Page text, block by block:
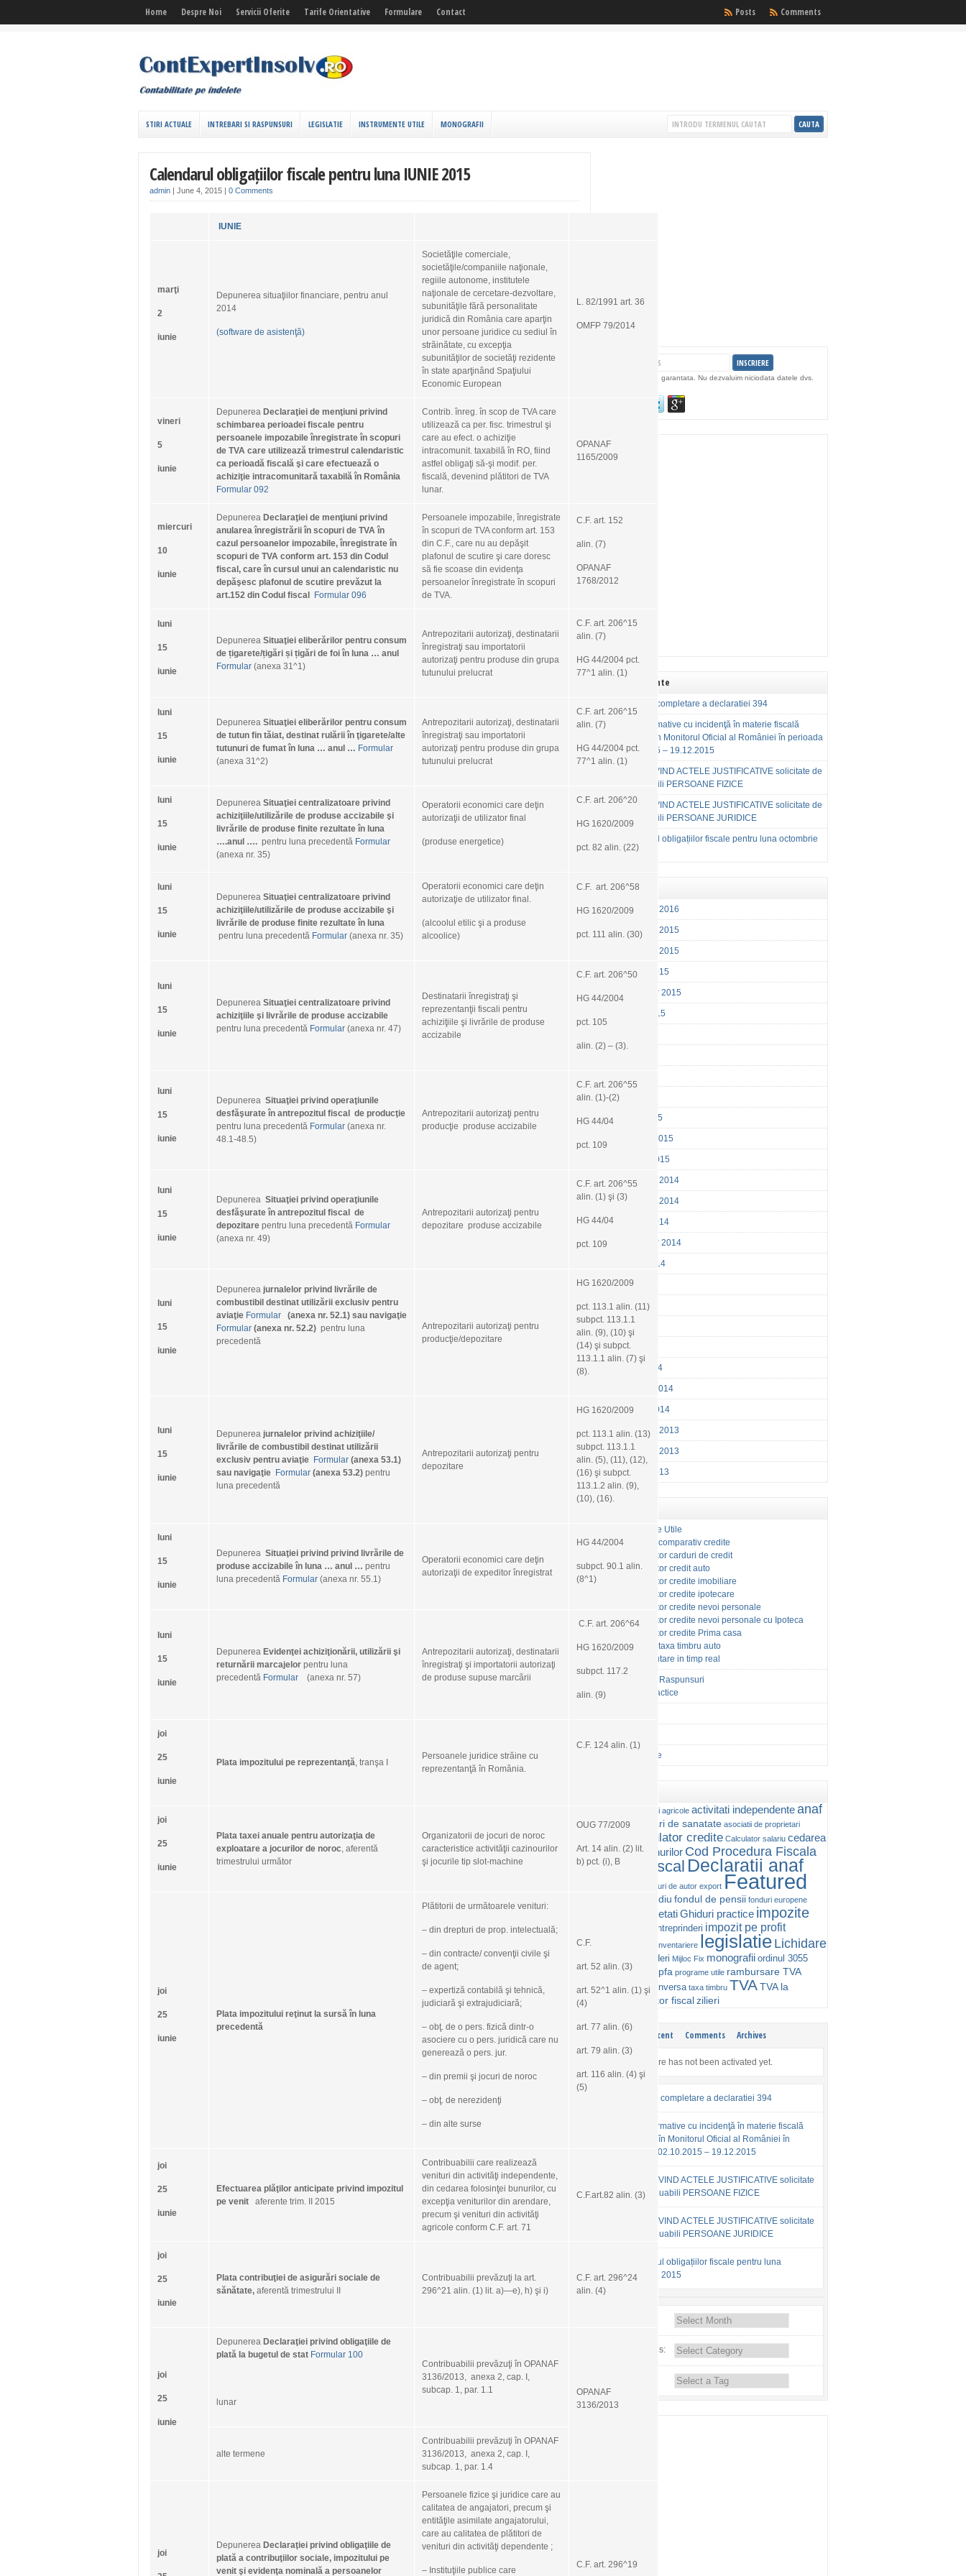
Home Despre Noi Servicii Oferite Tarife Orientative Formulare Contact Comments
Posts
STIRI ACTUALE INTREBARI SI RASPUNSURI LEGISLATIE INSTRUMENTE UTILE MONOGRAFII
Calendarul obligațiilor fiscale pentru luna IUNIE 2015
admin | June 4, 2015 | 0 Comments
IUNIE
marţi
2
iunie
Depunerea situaţiilor financiare, pentru anul
2014
(software de asistenţă)
Societăţile comerciale,
societăţile/companiile naţionale,
regiile autonome, institutele
naţionale de cercetare-dezvoltare,
subunităţile fără personalitate
juridică din România care aparţin
unor persoane juridice cu sediul în
străinătate, cu excepţia
subunităţilor de societăţi rezidente
în state aparţinând Spaţiului
Economic European
L. 82/1991 art. 36
OMFP 79/2014
vineri
5
iunie
Depunerea Declaraţiei de menţiuni privind
schimbarea perioadei fiscale pentru
persoanele impozabile înregistrate în scopuri
de TVA care utilizează trimestrul calendaristic
ca perioadă fiscală şi care efectuează o
achiziţie intracomunitară taxabilă în România
Formular 092
Contrib. înreg. în scop de TVA care
utilizează ca per. fisc. trimestrul şi
care au efect. o achiziţie
intracomunit. taxabilă în RO, fiind
astfel obligaţi să‑şi modif. per.
fiscală, devenind plătitori de TVA
lunar.
OPANAF
1165/2009
miercuri
10
iunie
Depunerea Declaraţiei de menţiuni privind
anularea înregistrării în scopuri de TVA în
cazul persoanelor impozabile, înregistrate în
scopuri de TVA conform art. 153 din Codul
fiscal, care în cursul unui an calendaristic nu
depăşesc plafonul de scutire prevăzut la
art.152 din Codul fiscal
Formular 096
Persoanele impozabile, înregistrate
în scopuri de TVA conform art. 153
din C.F., care nu au depăşit
plafonul de scutire şi care doresc
să fie scoase din evidenţa
persoanelor înregistrate în scopuri
de TVA.
C.F. art. 152
alin. (7)
OPANAF
1768/2012
luni
15
iunie
Depunerea Situaţiei eliberărilor pentru consum
de țigarete/țigări și țigări de foi în luna … anul
Formular (anexa 31^1)
Antrepozitarii autorizaţi, destinatarii
înregistraţi sau importatorii
autorizaţi pentru produse din grupa
tutunului prelucrat
C.F. art. 206^15
alin. (7)
HG 44/2004 pct.
77^1 alin. (1)
luni
15
iunie
Depunerea Situaţiei eliberărilor pentru consum
de tutun fin tăiat, destinat rulării în ţigarete/alte
tutunuri de fumat în luna … anul … Formular
(anexa 31^2)
Antrepozitarii autorizaţi, destinatarii
înregistraţi sau importatorii
autorizaţi pentru produse din grupa
tutunului prelucrat
C.F. art. 206^15
alin. (7)
HG 44/2004 pct.
77^1 alin. (1)
luni
15
iunie
Depunerea Situaţiei centralizatoare privind
achiziţiile/utilizările de produse accizabile şi
livrările de produse finite rezultate în luna
….anul …. pentru luna precedentă Formular
(anexa nr. 35)
Operatorii economici care deţin
autorizaţii de utilizator final
(produse energetice)
C.F. art. 206^20
HG 1620/2009
pct. 82 alin. (22)
luni
15
iunie
Depunerea Situaţiei centralizatoare privind
achiziţiile/utilizările de produse accizabile şi
livrările de produse finite rezultate în luna
pentru luna precedentă Formular (anexa nr. 35)
Operatorii economici care deţin
autorizaţie de utilizator final.
(alcoolul etilic şi a produse
alcoolice)
C.F. art. 206^58
HG 1620/2009
pct. 111 alin. (30)
luni
15
iunie
Depunerea Situaţiei centralizatoare privind
achiziţiile şi livrările de produse accizabile
pentru luna precedentă Formular (anexa nr. 47)
Destinatarii înregistraţi şi
reprezentanţii fiscali pentru
achiziţiile şi livrările de produse
accizabile
C.F. art. 206^50
HG 44/2004
pct. 105
alin. (2) – (3).
luni
15
iunie
Depunerea Situaţiei privind operaţiunile
desfăşurate în antrepozitul fiscal de producţie
pentru luna precedentă Formular (anexa nr.
48.1-48.5)
Antrepozitarii autorizaţi pentru
producţie produse accizabile
C.F. art. 206^55
alin. (1)-(2)
HG 44/04
pct. 109
luni
15
iunie
Depunerea Situaţiei privind operaţiunile
desfăşurate în antrepozitul fiscal de
depozitare pentru luna precedentă Formular
(anexa nr. 49)
Antrepozitarii autorizaţi pentru
depozitare produse accizabile
C.F. art. 206^55
alin. (1) şi (3)
HG 44/04
pct. 109
luni
15
iunie
Depunerea jurnalelor privind livrările de
combustibil destinat utilizării exclusiv pentru
aviaţie Formular
(anexa nr. 52.1) sau navigaţie
Formular (anexa nr. 52.2) pentru luna
precedentă
Antrepozitarii autorizaţi pentru
producţie/depozitare
HG 1620/2009
pct. 113.1 alin. (11)
subpct. 113.1.1
alin. (9), (10) şi
(14) şi subpct.
113.1.1 alin. (7) şi
(8).
luni
15
iunie
Depunerea jurnalelor privind achiziţiile/
livrările de combustibil destinat utilizării
exclusiv pentru aviaţie Formular (anexa 53.1)
sau navigaţie Formular (anexa 53.2) pentru
luna precedentă
Antrepozitarii autorizaţi pentru
depozitare
HG 1620/2009
pct. 113.1 alin. (13)
subpct. 113.1.1
alin. (5), (11), (12),
(16) şi subpct.
113.1.2 alin. (9),
(10), (16).
luni
15
iunie
Depunerea Situaţiei privind privind livrările de
produse accizabile în luna … anul … pentru
luna precedentă Formular (anexa nr. 55.1)
Operatorii economici care deţin
autorizaţii de expeditor înregistrat
HG 44/2004
subpct. 90.1 alin.
(8^1)
luni
15
iunie
Depunerea Evidenţei achiziţionării, utilizării şi
returnării marcajelor pentru luna
precedentă Formular (anexa nr. 57)
Antrepozitarii autorizaţi, destinatarii
înregistraţi şi importatorii autorizaţi
de produse supuse marcãrii
C.F. art. 206^64
HG 1620/2009
subpct. 117.2
alin. (9)
joi
25
iunie
Plata impozitului pe reprezentanţă, tranşa I
Persoanele juridice străine cu
reprezentanţă în România.
C.F. 124 alin. (1)
joi
25
iunie
Plata taxei anuale pentru autorizaţia de
exploatare a jocurilor de noroc, aferentă
trimestrului următor
Organizatorii de jocuri de noroc
caracteristice activităţii cazinourilor
şi jocurile tip slot-machine
OUG 77/2009
Art. 14 alin. (2) lit.
b) pct. (i), B
joi
25
iunie
Plata impozitului reţinut la sursă în luna
precedentă
Plătitorii de următoarele venituri:
– din drepturi de prop. intelectuală;
– din contracte/ convenţii civile şi
de agent;
– expertiză contabilă şi tehnică,
judiciară şi extrajudiciară;
– obţ. de o pers. fizică dintr-o
asociere cu o pers. juridică care nu
generează o pers. jur.
– din premii şi jocuri de noroc
– obţ. de nerezidenţi
– din alte surse
C.F.
art. 52 alin. (3)
art. 52^1 alin. (1) şi
(4)
art. 77 alin. (6)
art. 79 alin. (3)
art. 116 alin. (4) şi
(5)
joi
25
iunie
Efectuarea plăţilor anticipate privind impozitul
pe venit aferente trim. II 2015
Contribuabilii care realizează
venituri din activităţi independente,
din cedarea folosinţei bunurilor, cu
excepţia veniturilor din arendare,
precum şi venituri din activităţi
agricole conform C.F. art. 71
C.F.art.82 alin. (3)
joi
25
iunie
Plata contribuţiei de asigurări sociale de
sănătate, aferentă trimestrului II
Contribuabilii prevăzuţi la art.
296^21 alin. (1) lit. a)—e), h) şi i)
C.F. art. 296^24
alin. (4)
joi
25
iunie
Depunerea Declaraţiei privind obligaţiile de
plată la bugetul de stat Formular 100
lunar
Contribuabilii prevăzuţi în OPANAF
3136/2013, anexa 2, cap. I,
subcap. 1, par. 1.1
OPANAF
3136/2013
alte termene
Contribuabilii prevăzuţi în OPANAF
3136/2013, anexa 2, cap. I,
subcap. 1, par. 1.4
joi
Depunerea Declaraţiei privind obligaţiile de
plată a contribuţiilor sociale, impozitului pe
venit şi evidenţa nominală a persoanelor
Persoanele fizice şi juridice care au
calitatea de angajatori, precum şi
entităţile asimilate angajatorului,
care au calitatea de plătitori de
venituri din activităţi dependente ;
– Instituţiile publice care
C.F. art. 296^19
Confidentialitate garantata. Nu dezvaluim niciodata datele dvs.
Postari Recente
Ghidul de completare a declaratiei 394
Actele normative cu incidenţă în materie fiscală
publicate în Monitorul Oficial al României în perioada
02.10.2015 – 19.12.2015
GHID PRIVIND ACTELE JUSTIFICATIVE solicitate de
contribuabili PERSOANE FIZICE
GHID PRIVIND ACTELE JUSTIFICATIVE solicitate de
contribuabili PERSOANE JURIDICE
Calendarul obligațiilor fiscale pentru luna octombrie
2015
Arhiva
November 2016
December 2015
November 2015
October 2015
September 2015
August 2015
April 2015
March 2015
February 2015
January 2015
December 2014
November 2014
October 2014
September 2014
August 2014
July 2014
June 2014
April 2014
March 2014
February 2014
January 2014
December 2013
November 2013
October 2013
Instrumente Utile
Calculator comparativ credite
Calculator carduri de credit
Calculator credit auto
Calculator credite imobiliare
Calculator credite ipotecare
Calculator credite nevoi personale
Calculator credite nevoi personale cu Ipoteca
Calculator credite Prima casa
Calculator taxa timbru auto
Cotatii valutare in timp real
Intrebari si Raspunsuri
Ghiduri Practice
Stiri Actuale
activitati agricole activitati independenteanaf
arenda asigurari de sanatate asociatii de proprietari
Calculator credite Calculator salariu cedarea
folosintei bunurilor Cod Procedura Fiscala
Codul Fiscal Declaratii anaf
drepturi de autor export Featured
fondul de mediu fondul de pensii fonduri europene
Fuziune societatiGhiduri practice impozite
impozit microintreprinderi impozit pe profit
Inventariere legislatieLichidare
Microintreprinderi Mijloc Fix monografii ordinul 3055
pensii facultative pfa programe utile rambursare TVA
salarii taxare inversa taxa timbru TVATVA la
Vector fiscalzilieri
Popular Recent Comments Archives
This feature has not been activated yet.
Ghidul de completare a declaratiei 394
Actele normative cu incidenţă în materie fiscală
publicate în Monitorul Oficial al României în
perioada 02.10.2015 – 19.12.2015
GHID PRIVIND ACTELE JUSTIFICATIVE solicitate
de contribuabili PERSOANE FIZICE
GHID PRIVIND ACTELE JUSTIFICATIVE solicitate
de contribuabili PERSOANE JURIDICE
Calendarul obligațiilor fiscale pentru luna
octombrie 2015
Categories: